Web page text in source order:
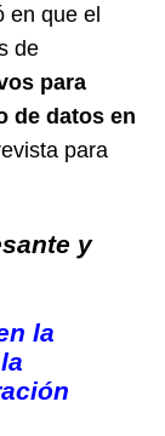
en que el
de
para
de datos en
para
y
la